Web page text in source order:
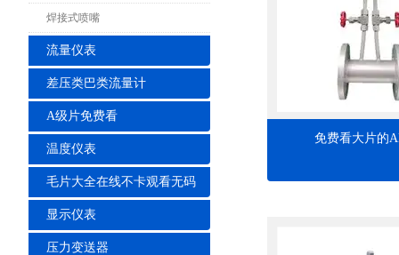
焊接式喷嘴
流量仪表
差压类巴类流量计
A级片免费看
温度仪表
毛片大全在线不卡观看无码
显示仪表
压力变送器
免费看大片的